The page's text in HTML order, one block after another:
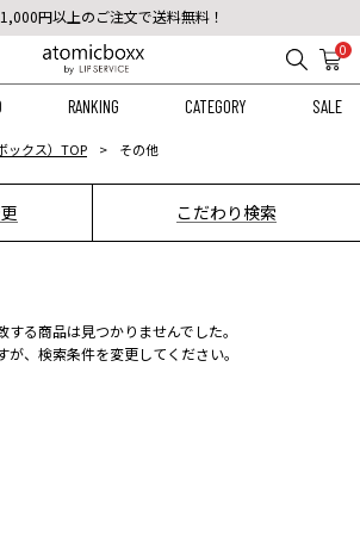
円以上のご注文で送料無料！
【重要】予約商品のお支払い方法（代金引換）変更に関するお知らせ
0
RANKING CATEGORY SALE
ックス）TOP その他
こだわり検索
する商品は見つかりませんでした。
が、検索条件を変更してください。